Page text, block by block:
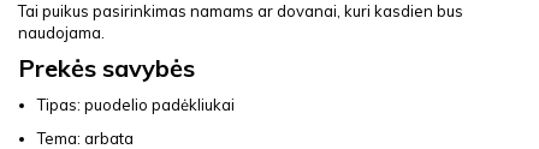
Tai puikus pasirinkimas namams ar dovanai, kuri kasdien bus
naudojama.
Prekės savybės
Tipas: puodelio padėkliukai
Tema: arbata